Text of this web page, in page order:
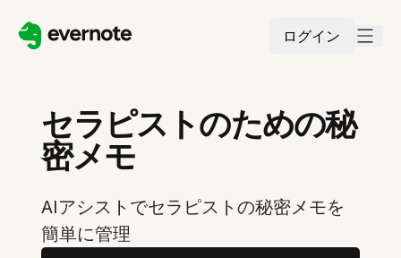
ログイン
セラピストのための秘
密メモ
AIアシストでセラピストの秘密メモを
簡単に管理